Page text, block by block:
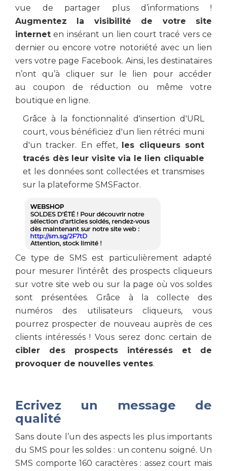
vue de partager plus d’informations !
Augmentez la visibilité de votre site
internet en insérant un lien court tracé vers ce
dernier ou encore votre notoriété avec un lien
vers votre page Facebook. Ainsi, les destinataires
n’ont qu’à cliquer sur le lien pour accéder
au coupon de réduction ou même votre
boutique en ligne.
Grâce à la fonctionnalité d'insertion d'URL
court, vous bénéficiez d'un lien rétréci muni
d'un tracker. En effet, les cliqueurs sont
tracés dès leur visite via le lien cliquable
et les données sont collectées et transmises
sur la plateforme SMSFactor.
Ce type de SMS est particulièrement adapté
pour mesurer l'intérêt des prospects cliqueurs
sur votre site web ou sur la page où vos soldes
sont présentées. Grâce à la collecte des
numéros des utilisateurs cliqueurs, vous
pourrez prospecter de nouveau auprès de ces
clients intéressés ! Vous serez donc certain de
cibler des prospects intéressés et de
provoquer de nouvelles ventes.
Ecrivez un message de
qualité
Sans doute l’un des aspects les plus importants
du SMS pour les soldes : un contenu soigné. Un
SMS comporte 160 caractères : assez court mais